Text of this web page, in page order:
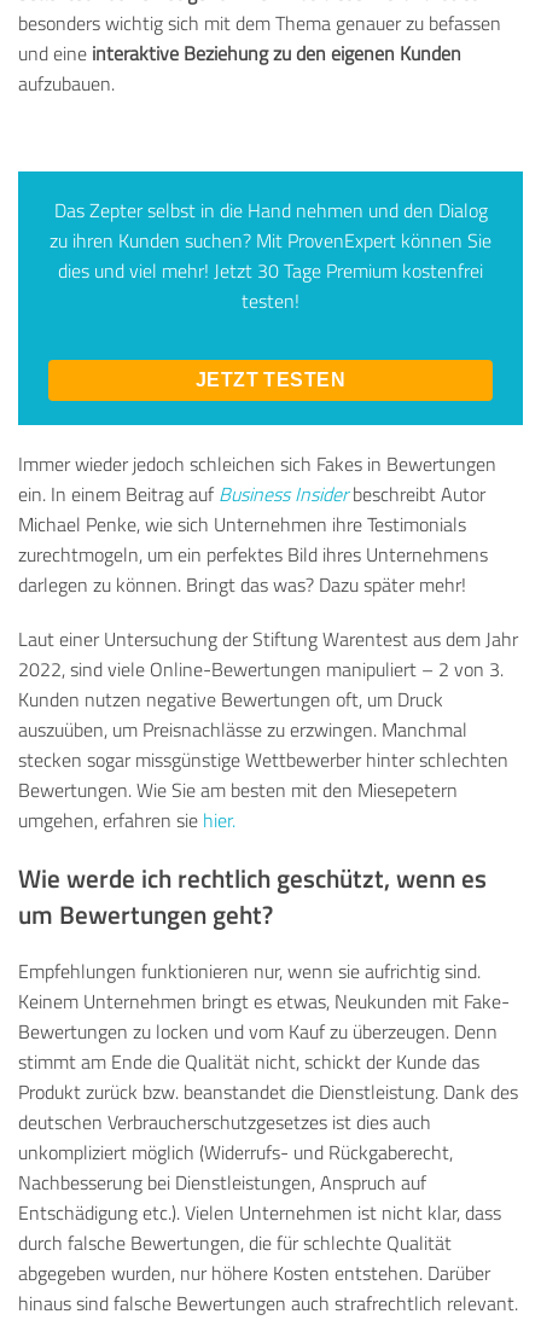
besonders wichtig sich mit dem Thema genauer zu befassen
und eine interaktive Beziehung zu den eigenen Kunden
aufzubauen.
Das Zepter selbst in die Hand nehmen und den Dialog
zu ihren Kunden suchen? Mit ProvenExpert können Sie
dies und viel mehr! Jetzt 30 Tage Premium kostenfrei
testen!
JETZT TESTEN
Immer wieder jedoch schleichen sich Fakes in Bewertungen
ein. In einem Beitrag auf Business Insiderbeschreibt Autor
Michael Penke, wie sich Unternehmen ihre Testimonials
zurechtmogeln, um ein perfektes Bild ihres Unternehmens
darlegen zu können. Bringt das was? Dazu später mehr!
Laut einer Untersuchung der Stiftung Warentest aus dem Jahr
2022, sind viele Online-Bewertungen manipuliert – 2 von 3.
Kunden nutzen negative Bewertungen oft, um Druck
auszuüben, um Preisnachlässe zu erzwingen. Manchmal
stecken sogar missgünstige Wettbewerber hinter schlechten
Bewertungen. Wie Sie am besten mit den Miesepetern
umgehen, erfahren sie hier.
Wie werde ich rechtlich geschützt, wenn es
um Bewertungen geht?
Empfehlungen funktionieren nur, wenn sie aufrichtigsind.
Keinem Unternehmen bringt es etwas, Neukunden mit Fake-
Bewertungen zu locken und vom Kauf zu überzeugen. Denn
stimmt am Ende die Qualität nicht, schickt der Kunde das
Produkt zurück bzw. beanstandetdie Dienstleistung. Dank des
deutschen Verbraucherschutzgesetzes ist dies auch
unkompliziert möglich (Widerrufs- und Rückgaberecht,
Nachbesserung bei Dienstleistungen, Anspruch auf
Entschädigung etc.). Vielen Unternehmen ist nicht klar, dass
durch falsche Bewertungen, die für schlechte Qualität
abgegeben wurden, nur höhere Kosten entstehen. Darüber
hinaus sind falsche Bewertungen auch strafrechtlich relevant.